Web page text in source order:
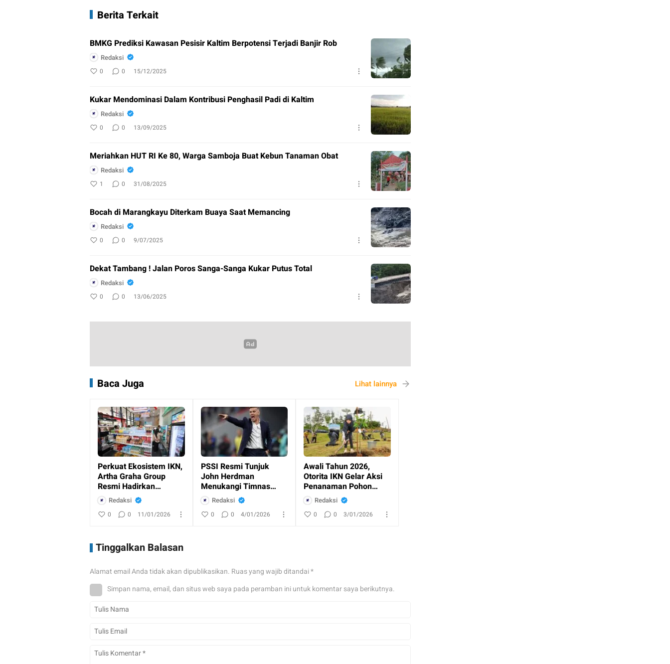
Berita Terkait
BMKG Prediksi Kawasan Pesisir Kaltim Berpotensi Terjadi Banjir Rob
Redaksi
0 0 15/12/2025
Kukar Mendominasi Dalam Kontribusi Penghasil Padi di Kaltim
Redaksi
0 0 13/09/2025
Meriahkan HUT RI Ke 80, Warga Samboja Buat Kebun Tanaman Obat
Redaksi
1 0 31/08/2025
Bocah di Marangkayu Diterkam Buaya Saat Memancing
Redaksi
0 0 9/07/2025
Dekat Tambang ! Jalan Poros Sanga-Sanga Kukar Putus Total
Redaksi
0 0 13/06/2025
Baca Juga Lihat lainnya
Perkuat Ekosistem IKN,
Artha Graha Group
Resmi Hadirkan
Layanan Perbankan
dan Ritel
Redaksi
0 0 11/01/2026
PSSI Resmi Tunjuk
John Herdman
Menukangi Timnas
Indonesia
Redaksi
0 0 4/01/2026
Awali Tahun 2026,
Otorita IKN Gelar Aksi
Penanaman Pohon
Bersama Masyaraka
Redaksi
0 0 3/01/2026
Tinggalkan Balasan
Alamat email Anda tidak akan dipublikasikan. Ruas yang wajib ditandai*
Simpan nama, email, dan situs web saya pada peramban ini untuk komentar saya berikutnya.